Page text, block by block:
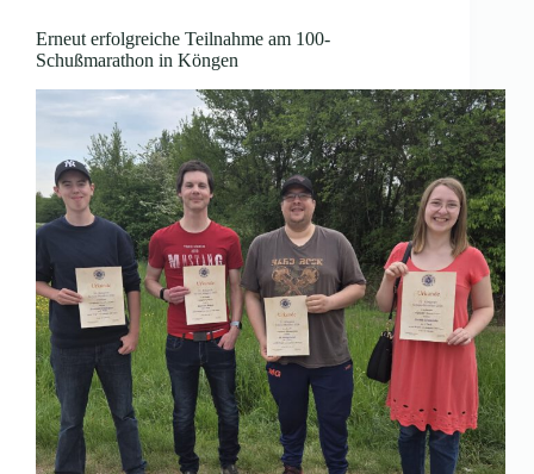
Erneut erfolgreiche Teilnahme am 100-
Schußmarathon in Köngen